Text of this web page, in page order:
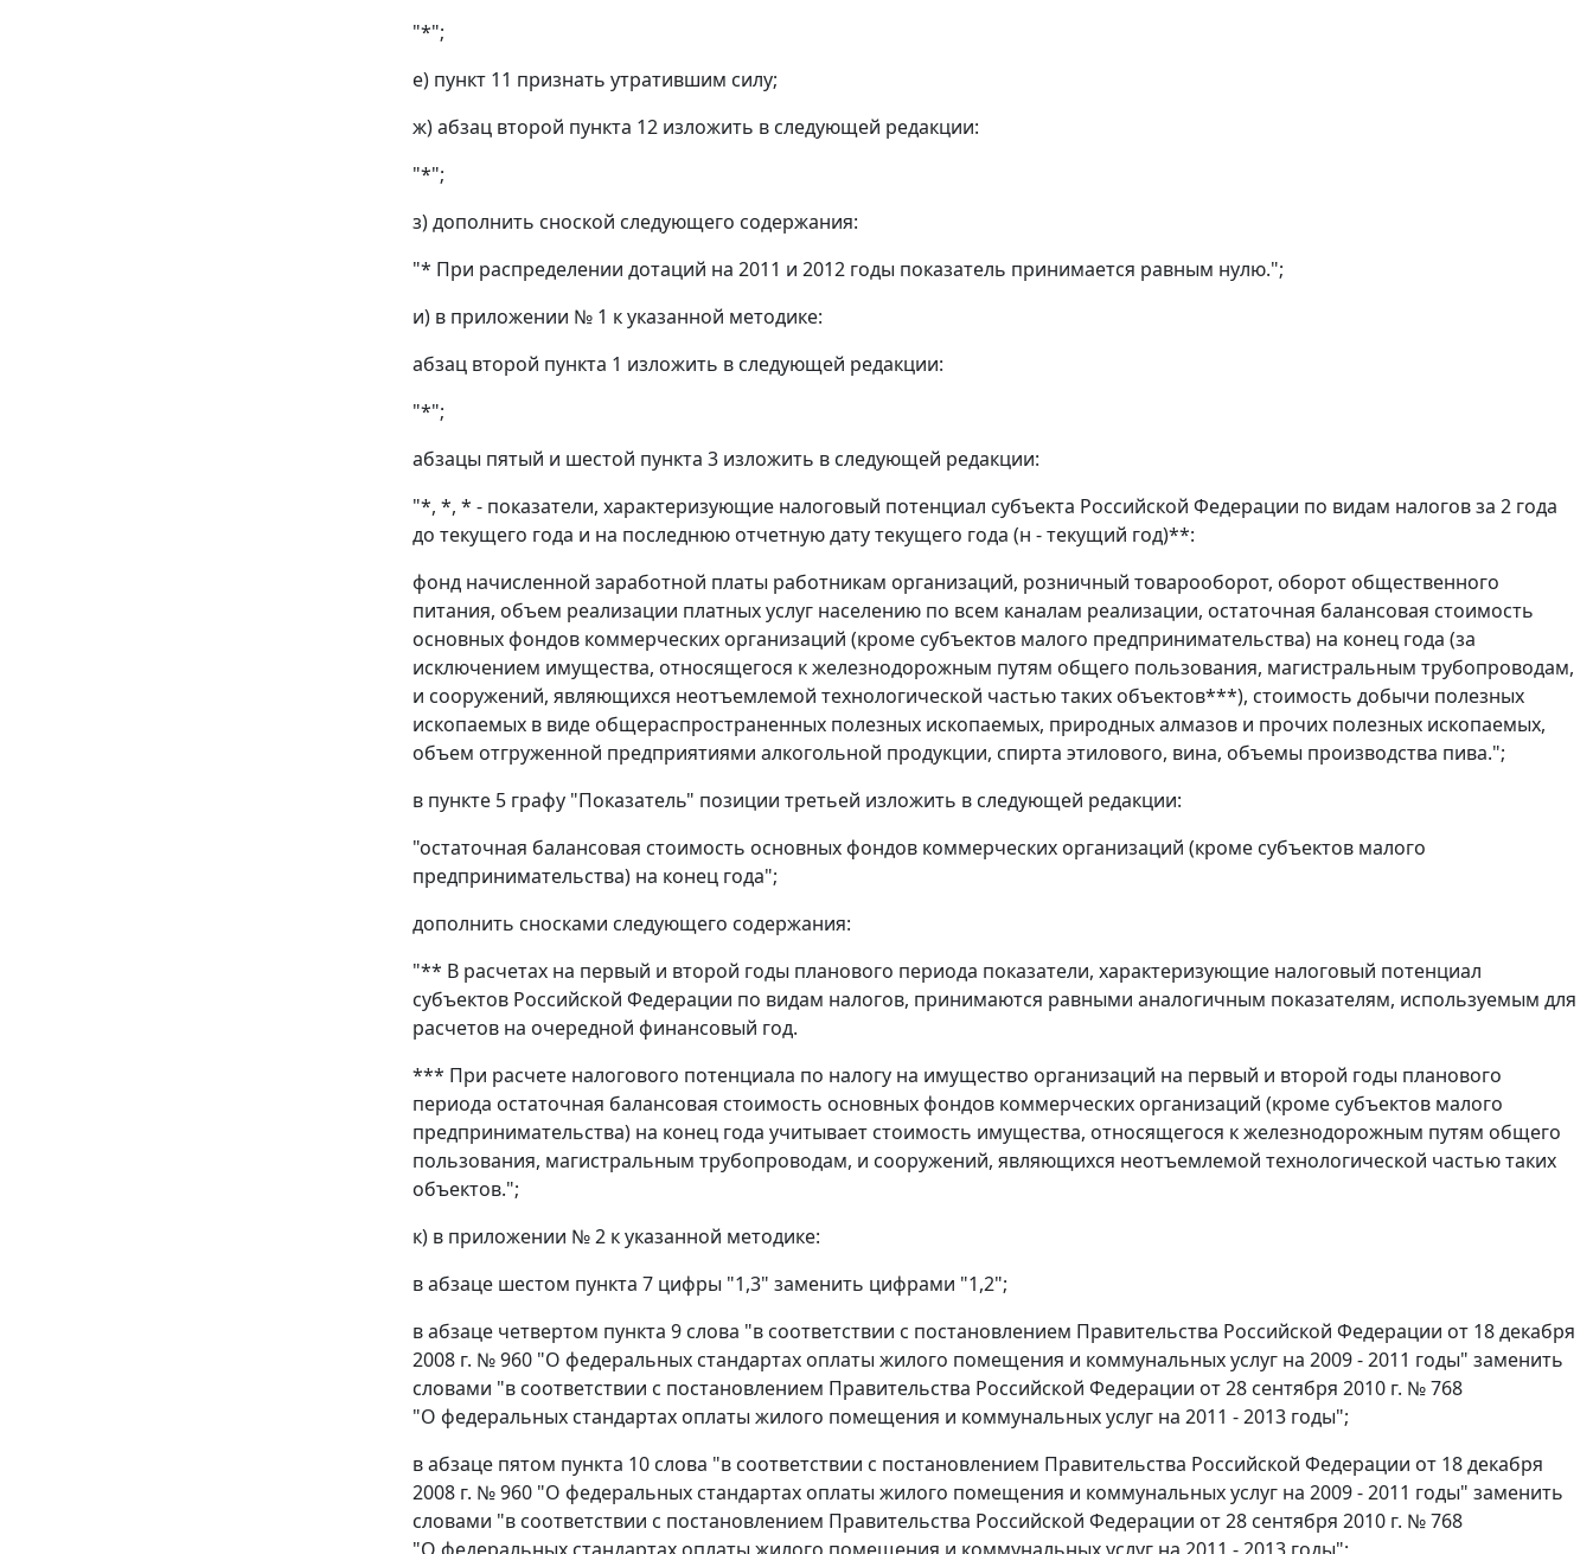
"*";
е) пункт 11 признать утратившим силу;
ж) абзац второй пункта 12 изложить в следующей редакции:
"*";
з) дополнить сноской следующего содержания:
"* При распределении дотаций на 2011 и 2012 годы показатель принимается равным нулю.";
и) в приложении № 1 к указанной методике:
абзац второй пункта 1 изложить в следующей редакции:
"*";
абзацы пятый и шестой пункта 3 изложить в следующей редакции:
"*, *, * - показатели, характеризующие налоговый потенциал субъекта Российской Федерации по видам налогов за 2 года
до текущего года и на последнюю отчетную дату текущего года (н - текущий год)**:
фонд начисленной заработной платы работникам организаций, розничный товарооборот, оборот общественного
питания, объем реализации платных услуг населению по всем каналам реализации, остаточная балансовая стоимость
основных фондов коммерческих организаций (кроме субъектов малого предпринимательства) на конец года (за
исключением имущества, относящегося к железнодорожным путям общего пользования, магистральным трубопроводам,
и сооружений, являющихся неотъемлемой технологической частью таких объектов***), стоимость добычи полезных
ископаемых в виде общераспространенных полезных ископаемых, природных алмазов и прочих полезных ископаемых,
объем отгруженной предприятиями алкогольной продукции, спирта этилового, вина, объемы производства пива.";
в пункте 5 графу "Показатель" позиции третьей изложить в следующей редакции:
"остаточная балансовая стоимость основных фондов коммерческих организаций (кроме субъектов малого
предпринимательства) на конец года";
дополнить сносками следующего содержания:
"** В расчетах на первый и второй годы планового периода показатели, характеризующие налоговый потенциал
субъектов Российской Федерации по видам налогов, принимаются равными аналогичным показателям, используемым для
расчетов на очередной финансовый год.
*** При расчете налогового потенциала по налогу на имущество организаций на первый и второй годы планового
периода остаточная балансовая стоимость основных фондов коммерческих организаций (кроме субъектов малого
предпринимательства) на конец года учитывает стоимость имущества, относящегося к железнодорожным путям общего
пользования, магистральным трубопроводам, и сооружений, являющихся неотъемлемой технологической частью таких
объектов.";
к) в приложении № 2 к указанной методике:
в абзаце шестом пункта 7 цифры "1,3" заменить цифрами "1,2";
в абзаце четвертом пункта 9 слова "в соответствии с постановлением Правительства Российской Федерации от 18 декабря
2008 г. № 960 "О федеральных стандартах оплаты жилого помещения и коммунальных услуг на 2009 - 2011 годы" заменить
словами "в соответствии с постановлением Правительства Российской Федерации от 28 сентября 2010 г. № 768
"О федеральных стандартах оплаты жилого помещения и коммунальных услуг на 2011 - 2013 годы";
в абзаце пятом пункта 10 слова "в соответствии с постановлением Правительства Российской Федерации от 18 декабря
2008 г. № 960 "О федеральных стандартах оплаты жилого помещения и коммунальных услуг на 2009 - 2011 годы" заменить
словами "в соответствии с постановлением Правительства Российской Федерации от 28 сентября 2010 г. № 768